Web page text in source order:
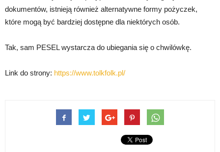
dokumentów, istnieją również alternatywne formy pożyczek,
które mogą być bardziej dostępne dla niektórych osób.
Tak, sam PESEL wystarcza do ubiegania się o chwilówkę.
Link do strony: https://www.tolkfolk.pl/